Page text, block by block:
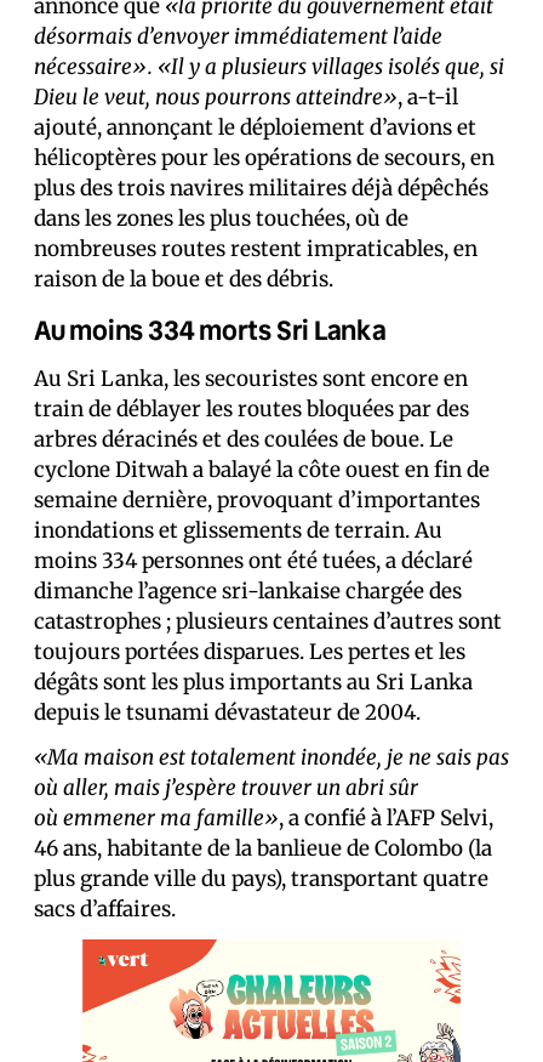
annoncé que «la priorité du gouvernement était
désormais d’envoyer immédiatement l’aide
nécessaire». «Il y a plusieurs villages isolés que, si
Dieu le veut, nous pourrons atteindre», a-t-il
ajouté, annonçant le déploiement d’avions et
hélicoptères pour les opérations de secours, en
plus des trois navires militaires déjà dépêchés
dans les zones les plus touchées, où de
nombreuses routes restent impraticables, en
raison de la boue et des débris.
Au moins 334 morts Sri Lanka
Au Sri Lanka, les secouristes sont encore en
train de déblayer les routes bloquées par des
arbres déracinés et des coulées de boue. Le
cyclone Ditwah a balayé la côte ouest en fin de
semaine dernière, provoquant d’importantes
inondations et glissements de terrain. Au
moins 334 personnes ont été tuées, a déclaré
dimanche l’agence sri-lankaise chargée des
catastrophes ; plusieurs centaines d’autres sont
toujours portées disparues. Les pertes et les
dégâts sont les plus importants au Sri Lanka
depuis le tsunami dévastateur de 2004.
«Ma maison est totalement inondée, je ne sais pas
où aller, mais j’espère trouver un abri sûr
où emmener ma famille», a confié à l’AFP Selvi,
46 ans, habitante de la banlieue de Colombo (la
plus grande ville du pays), transportant quatre
sacs d’affaires.